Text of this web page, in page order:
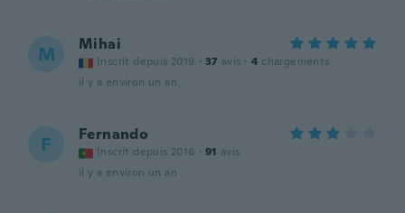
M Mihai
Inscrit depuis 2019 · 37 avis · 4 chargements
il y a environ un an
F Fernando
Inscrit depuis 2016 · 91 avis
il y a environ un an